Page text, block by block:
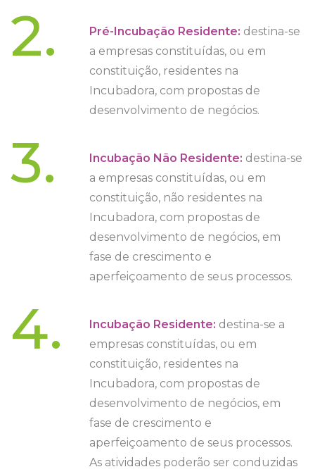
2. Pré-Incubação Residente: destina-se
a empresas constituídas, ou em
constituição, residentes na
Incubadora, com propostas de
desenvolvimento de negócios.
3. Incubação Não Residente: destina-se
a empresas constituídas, ou em
constituição, não residentes na
Incubadora, com propostas de
desenvolvimento de negócios, em
fase de crescimento e
aperfeiçoamento de seus processos.
4. Incubação Residente: destina-se a
empresas constituídas, ou em
constituição, residentes na
Incubadora, com propostas de
desenvolvimento de negócios, em
fase de crescimento e
aperfeiçoamento de seus processos.
As atividades poderão ser conduzidas